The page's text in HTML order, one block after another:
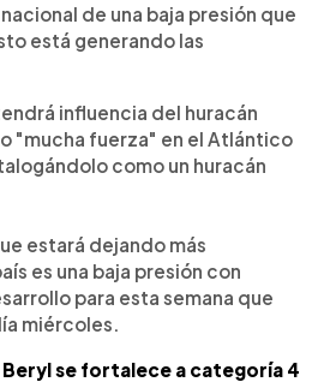
de una baja presión que
está generando las
influencia del huracán
"mucha fuerza" en el Atlántico
como un huracán
estará dejando más
es una baja presión con
para esta semana que
miércoles.
Beryl se fortalece a categoría 4